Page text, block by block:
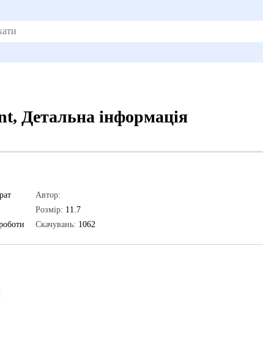
Детальна інформація
Автор:
Розмір: 11.7
Скачувань: 1062